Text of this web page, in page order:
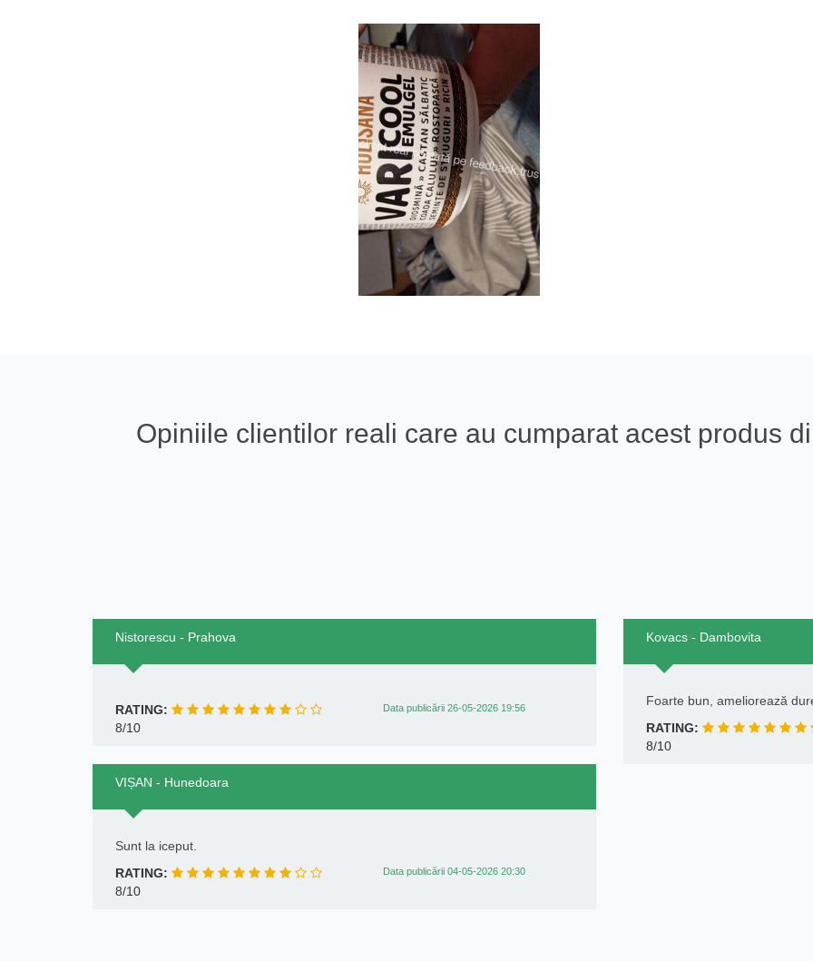
Opiniile clientilor reali care au cumparat acest produs
Nistorescu - Prahova
RATING: Data publicării 26-05-2026 19:56
8/10
VIȘAN - Hunedoara
Sunt la iceput.
RATING:
Data publicării 04-05-2026 20:30
8/10
Kovacs - Dambovita
Foarte bun, ameliorează
RATING:
8/10